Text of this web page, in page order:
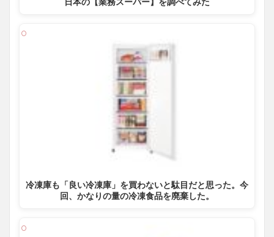
冷凍庫も「良い冷凍庫」を買わないと駄目だと思った。今
回、かなりの量の冷凍食品を廃棄した。